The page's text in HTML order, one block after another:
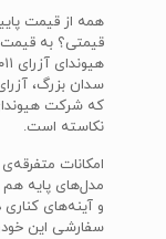
همه از قیمت
قیمتی؟ به قیمت
که شرکت
نکاسته است.
امکانات
مدل‌های پایه هم
و آینه‌های
سفارشی این